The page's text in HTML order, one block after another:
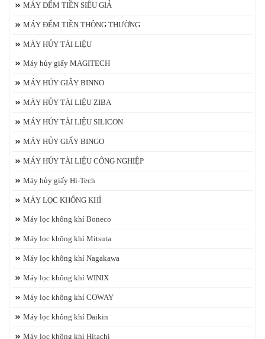
MÁY ĐẾM TIỀN SIÊU GIẢ
MÁY ĐẾM TIỀN THÔNG THƯỜNG
MÁY HỦY TÀI LIỆU
Máy hủy giấy MAGITECH
MÁY HỦY GIẤY BINNO
MÁY HỦY TÀI LIỆU ZIBA
MÁY HỦY TÀI LIỆU SILICON
MÁY HỦY GIẤY BINGO
MÁY HỦY TÀI LIỆU CÔNG NGHIỆP
Máy hủy giấy Hi-Tech
MÁY LỌC KHÔNG KHÍ
Máy lọc không khí Boneco
Máy lọc không khí Mitsuta
Máy lọc không khí Nagakawa
Máy lọc không khí WINIX
Máy lọc không khí COWAY
Máy lọc không khí Daikin
Máy lọc không khí Hitachi